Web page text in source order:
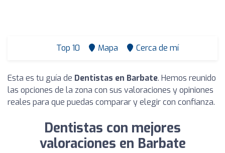
Top 10 Mapa Cerca de mí
Esta es tu guía de Dentistas en Barbate. Hemos reunido
las opciones de la zona con sus valoraciones y opiniones
reales para que puedas comparar y elegir con confianza.
Dentistas con mejores
valoraciones en Barbate